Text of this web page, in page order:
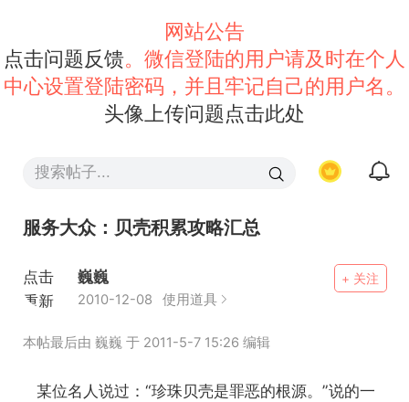
网站公告
点击问题反馈。微信登陆的用户请及时在个人
中心设置登陆密码，并且牢记自己的用户名。
头像上传问题点击此处
服务大众：贝壳积累攻略汇总
+ 关注
点击
重新
巍巍
2010-12-08 使用道具
本帖最后由 巍巍 于 2011-5-7 15:26 编辑
某位名人说过：“珍珠贝壳是罪恶的根源。”说的一